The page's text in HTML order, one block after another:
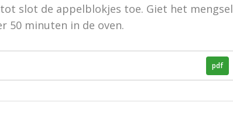
slot de appelblokjes toe. Giet het mengsel
50 minuten in de oven.
pdf